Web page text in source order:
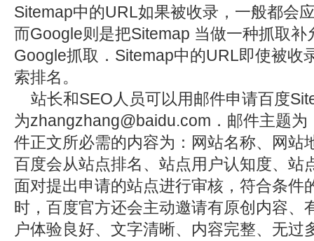
Sitemap中的URL如果被收录，一般都会
而Google则是把Sitemap 当做一种抓取补
Google抓取．Sitemap中的URL即使被收
索排名。
站长和SEO人员可以用邮件申请百度
为zhangzhang@baidu.com ．邮件主题
件正文所必需的内容为：网站名称、网站
百度会从站点排名、站点用户认知度、站
面对提出申请的站点进行审核，符合条件
时，百度官方还会主动邀请有原创内容、
户体验良好、文字清晰、内容完整、无过